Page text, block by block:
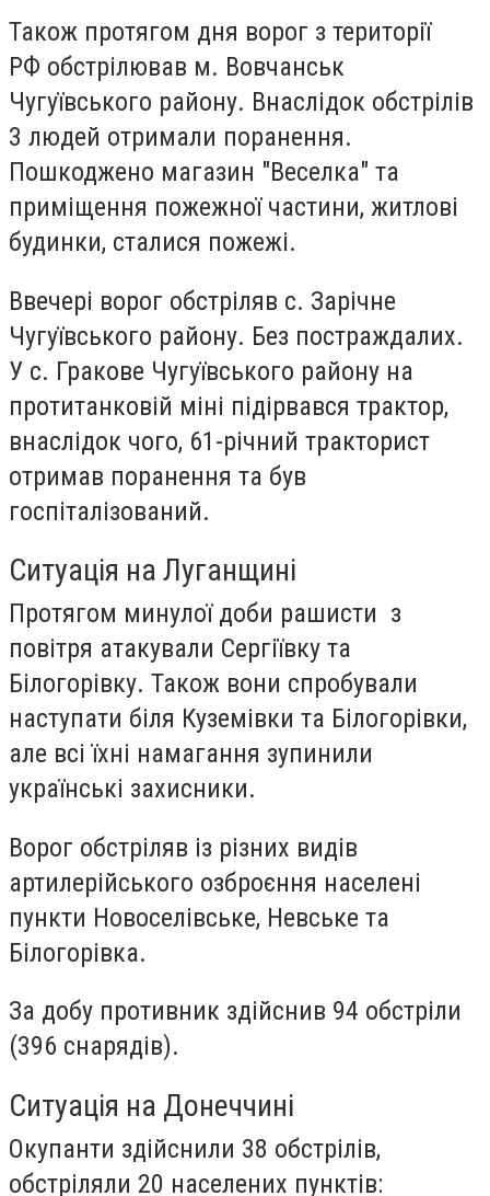
Також протягом дня ворог з території
РФ обстрілював м. Вовчанськ
Чугуївського району. Внаслідок обстрілів
3 людей отримали поранення.
Пошкоджено магазин "Веселка" та
приміщення пожежної частини, житлові
будинки, сталися пожежі.
Ввечері ворог обстріляв с. Зарічне
Чугуївського району. Без постраждалих.
У с. Гракове Чугуївського району на
протитанковій міні підірвався трактор,
внаслідок чого, 61-річний тракторист
отримав поранення та був
госпіталізований.
Ситуація на Луганщині
Протягом минулої доби рашисти з
повітря атакували Сергіївку та
Білогорівку. Також вони спробували
наступати біля Куземівки та Білогорівки,
але всі їхні намагання зупинили
українські захисники.
Ворог обстріляв із різних видів
артилерійського озброєння населені
пункти Новоселівське, Невське та
Білогорівка.
За добу противник здійснив 94 обстріли
(396 снарядів).
Ситуація на Донеччині
Окупанти здійснили 38 обстрілів,
обстріляли 20 населених пунктів: